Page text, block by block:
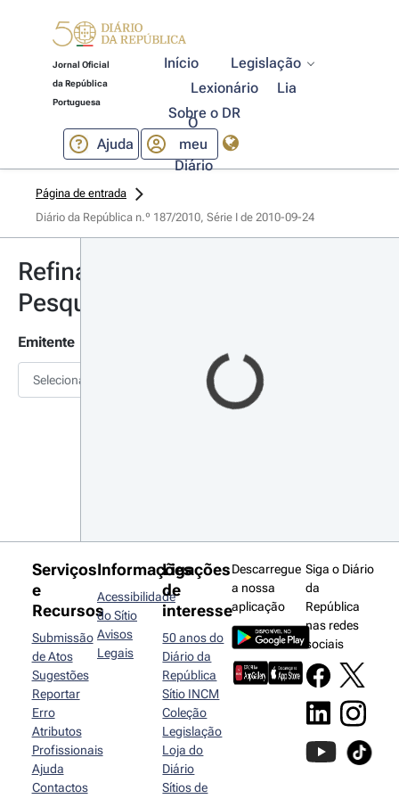
Jornal Oficial
da República
Portuguesa
Início
Legislação
Lexionário
Lia
Sobre o DR
Ajuda
O
meu
Diário
Página de entrada
Diário da República n.º 187/2010, Série I de 2010-09-24
Refinar
Pesquisa
Emitente
Selecionar
Serviços
e
Recursos
Submissão
de Atos
Sugestões
Reportar
Erro
Atributos
Profissionais
Ajuda
Contactos
Informações
Acessibilidade
do Sítio
Avisos
Legais
Ligações
de
interesse
50 anos do
Diário da
República
Sítio INCM
Coleção
Legislação
Loja do
Diário
Sítios de
Descarregue
a nossa
aplicação
Siga o Diário
da
República
nas redes
sociais